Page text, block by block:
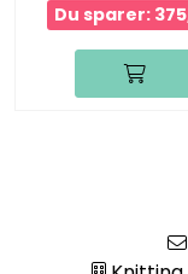
Du sparer: